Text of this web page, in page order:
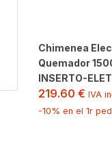
Chimenea
Quemador
INSERTO-
219.60 € IVA
-10% en el 1r